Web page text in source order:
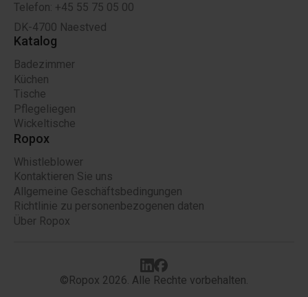
Telefon: +45 55 75 05 00
DK-4700 Naestved
Katalog
Badezimmer
Küchen
Tische
Pflegeliegen
Wickeltische
Ropox
Whistleblower
Kontaktieren Sie uns
Allgemeine Geschäftsbedingungen
Richtlinie zu personenbezogenen daten
Über Ropox
©Ropox 2026. Alle Rechte vorbehalten.